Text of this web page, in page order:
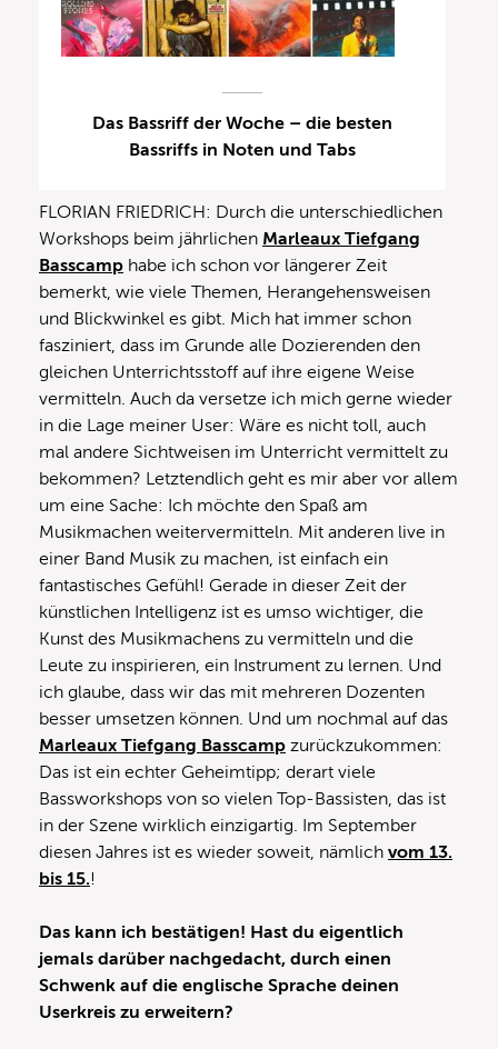
Das Bassriff der Woche – die besten
Bassriffs in Noten und Tabs
FLORIAN FRIEDRICH: Durch die unterschiedlichen
Workshops beim jährlichen Marleaux Tiefgang
Basscamp habe ich schon vor längerer Zeit
bemerkt, wie viele Themen, Herangehensweisen
und Blickwinkel es gibt. Mich hat immer schon
fasziniert, dass im Grunde alle Dozierenden den
gleichen Unterrichtsstoff auf ihre eigene Weise
vermitteln. Auch da versetze ich mich gerne wieder
in die Lage meiner User: Wäre es nicht toll, auch
mal andere Sichtweisen im Unterricht vermittelt zu
bekommen? Letztendlich geht es mir aber vor allem
um eine Sache: Ich möchte den Spaß am
Musikmachen weitervermitteln. Mit anderen live in
einer Band Musik zu machen, ist einfach ein
fantastisches Gefühl! Gerade in dieser Zeit der
künstlichen Intelligenz ist es umso wichtiger, die
Kunst des Musikmachens zu vermitteln und die
Leute zu inspirieren, ein Instrument zu lernen. Und
ich glaube, dass wir das mit mehreren Dozenten
besser umsetzen können. Und um nochmal auf das
Marleaux Tiefgang Basscamp zurückzukommen:
Das ist ein echter Geheimtipp; derart viele
Bassworkshops von so vielen Top-Bassisten, das ist
in der Szene wirklich einzigartig. Im September
diesen Jahres ist es wieder soweit, nämlich vom 13.
bis 15.!
Das kann ich bestätigen! Hast du eigentlich
jemals darüber nachgedacht, durch einen
Schwenk auf die englische Sprache deinen
Userkreis zu erweitern?